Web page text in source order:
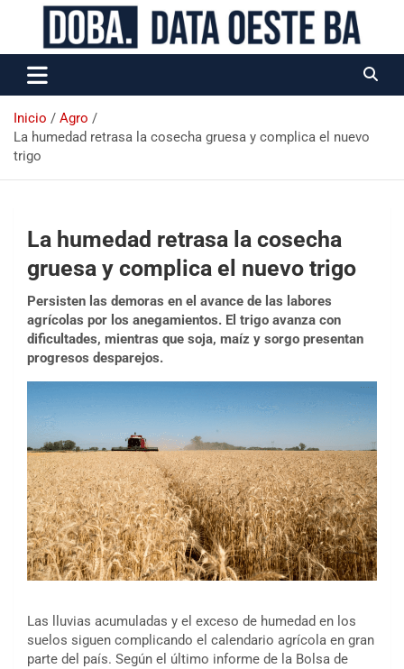
Data Oeste BA
Inicio
Agro
La humedad retrasa la cosecha gruesa y complica el nuevo
trigo
La humedad retrasa la cosecha
gruesa y complica el nuevo trigo
Persisten las demoras en el avance de las labores
agrícolas por los anegamientos. El trigo avanza con
dificultades, mientras que soja, maíz y sorgo presentan
progresos desparejos.
Las lluvias acumuladas y el exceso de humedad en los
suelos siguen complicando el calendario agrícola en gran
parte del país. Según el último informe de la Bolsa de